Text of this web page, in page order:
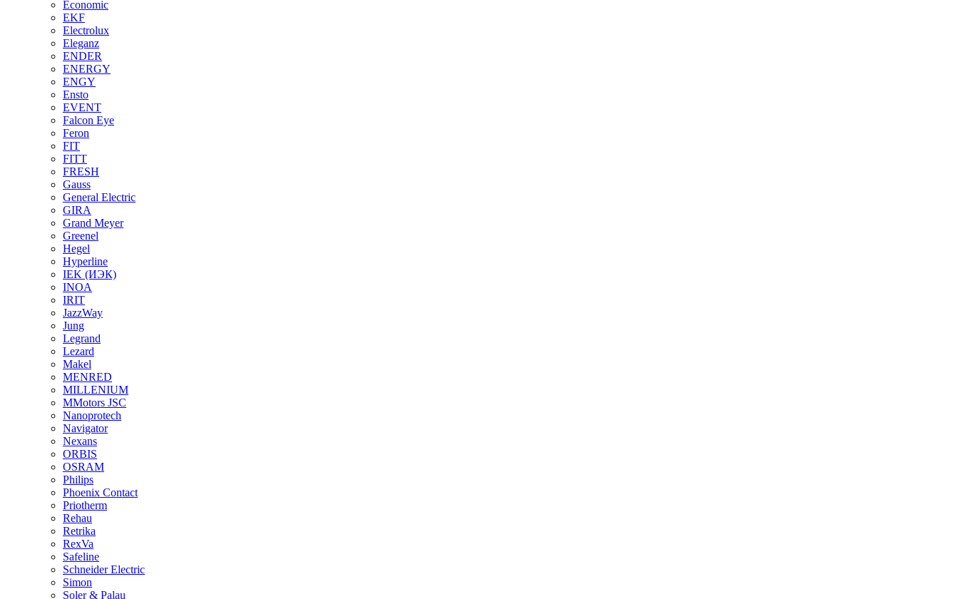
Economic
EKF
Electrolux
Eleganz
ENDER
ENERGY
ENGY
Ensto
EVENT
Falcon Eye
Feron
FIT
FITT
FRESH
Gauss
General Electric
GIRA
Grand Meyer
Greenel
Hegel
Hyperline
IEK (ИЭК)
INOA
IRIT
JazzWay
Jung
Legrand
Lezard
Makel
MENRED
MILLENIUM
MMotors JSC
Nanoprotech
Navigator
Nexans
ORBIS
OSRAM
Philips
Phoenix Contact
Priotherm
Rehau
Retrika
RexVa
Safeline
Schneider Electric
Simon
Soler & Palau